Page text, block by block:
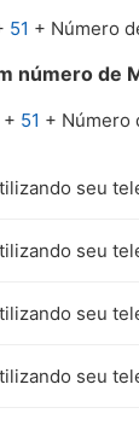
51 + Número
número de
51 + Número
seu
seu
seu
seu